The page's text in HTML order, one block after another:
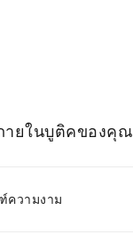
ายในบูติคของคุณ
วามงาม